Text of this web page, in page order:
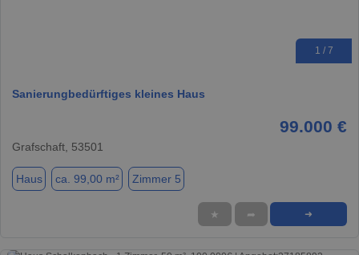
1 / 7
Sanierungbedürftiges kleines Haus
99.000 €
Grafschaft, 53501
Haus ca. 99,00 m² Zimmer 5
★ ➦ ➜